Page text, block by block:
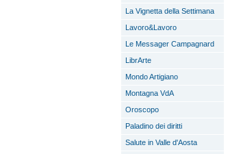
La Vignetta della Settimana
Lavoro&Lavoro
Le Messager Campagnard
LibrArte
Mondo Artigiano
Montagna VdA
Oroscopo
Paladino dei diritti
Salute in Valle d'Aosta